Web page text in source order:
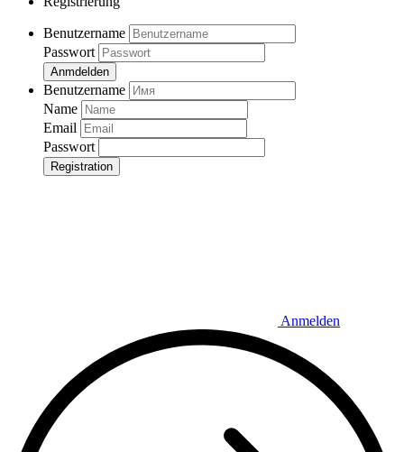
Benutzername
Passwort
Anmdelden
Benutzername
Name
Email
Passwort
Registration
Anmelden